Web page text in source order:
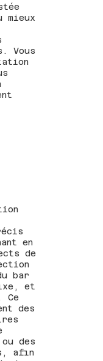
mieux
Vous
en
de
bar
et
Ce
des
des
afin